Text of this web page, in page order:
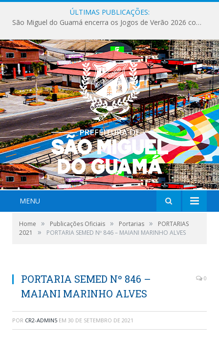
ÚLTIMAS PUBLICAÇÕES:
São Miguel do Guamá encerra os Jogos de Verão 2026 com sucesso de público e competições.
MENU
Home » Publicações Oficiais » Portarias »
PORTARIAS
2021
» PORTARIA SEMED Nº 846 – MAIANI MARINHO ALVES
PORTARIA SEMED Nº 846 –
MAIANI MARINHO ALVES
0
POR CR2-ADMIN5 EM 30 DE SETEMBRO DE 2021